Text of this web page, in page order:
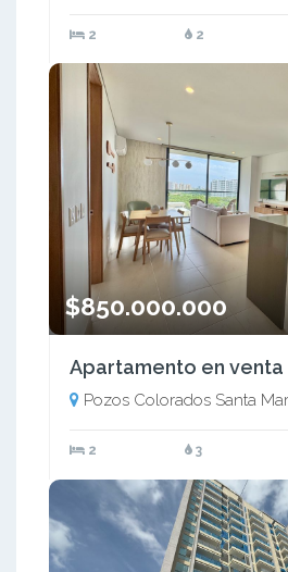
2 2
$850.000.000
Pozos Colorados Santa
2 3